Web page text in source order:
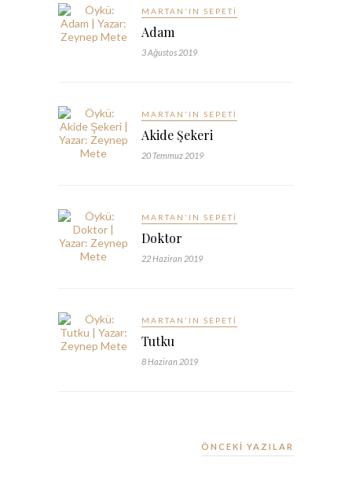
MARTAN'IN SEPETI
Adam
3 Ağustos 2019
MARTAN'IN SEPETI
Akide Şekeri
20 Temmuz 2019
MARTAN'IN SEPETI
Doktor
22 Haziran 2019
MARTAN'IN SEPETI
Tutku
8 Haziran 2019
ÖNCEKİ YAZILAR